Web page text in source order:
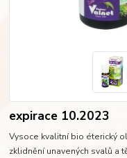
expirace 10.2023
Vysoce kvalitní bio éterický
zklidnění unavených svalů a